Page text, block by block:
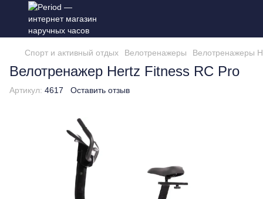
Спорт и активный отдых Велотренажеры Велотренажеры
Велотренажер Hertz Fitness RC Pro
Артикул: 4617 Оставить отзыв